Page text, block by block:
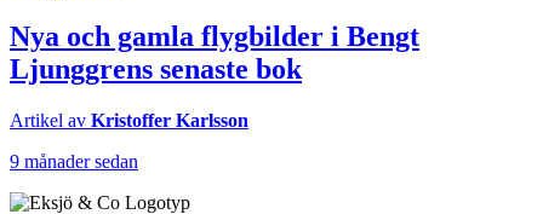
Nya och gamla flygbilder i Bengt
Ljunggrens senaste bok
Artikel av Kristoffer Karlsson
9 månader sedan